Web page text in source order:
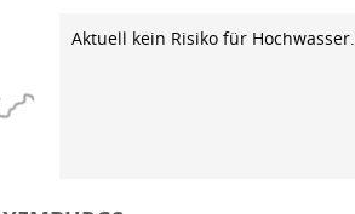
Aktuell kein Risiko für Hochwasser.